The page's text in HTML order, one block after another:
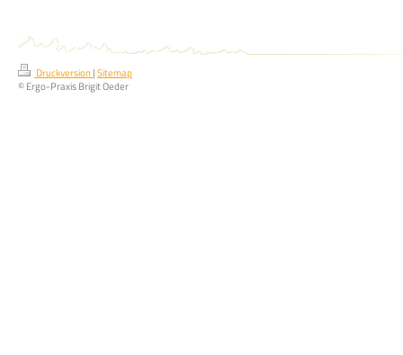
Druckversion|Sitemap
© Ergo-Praxis Brigit Oeder